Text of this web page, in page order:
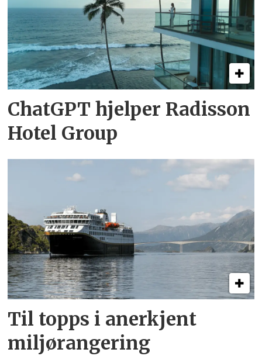
ChatGPT hjelper Radisson
Hotel Group
Til topps i anerkjent
miljørangering